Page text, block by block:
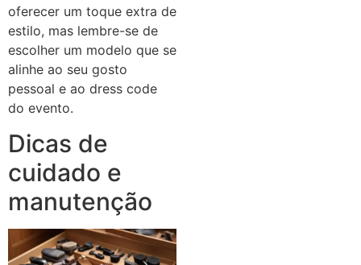
oferecer um toque extra de
estilo, mas lembre-se de
escolher um modelo que se
alinhe ao seu gosto
pessoal e ao dress code
do evento.
Dicas de
cuidado e
manutenção